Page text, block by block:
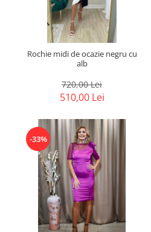
Rochie midi de ocazie negru cu
alb
720,00 Lei
510,00 Lei
-33%